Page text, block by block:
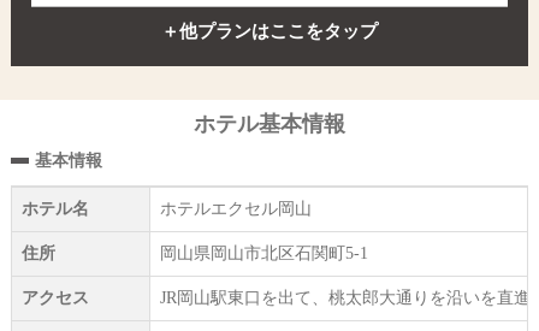
＋他プランはここをタップ
ホテル基本情報
基本情報
ホテル名 ホテルエクセル岡山
住所 岡山県岡山市北区石関町5-1
アクセス JR岡山駅東口を出て、桃太郎大通りを沿いを直